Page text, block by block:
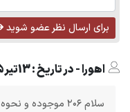
برای ارسال نظر عضو شوید
اهورا - در تاریخ : 13تیر1405
سلام ۲۰۶ موجوده و نحوه خرید چطوریه